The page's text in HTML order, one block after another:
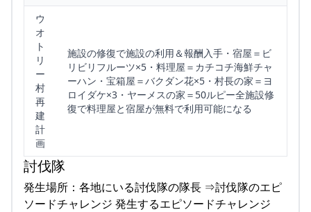
ウ
オ
ト
リ
ー
村
再
建
計
画
施設の修復で施設の利用＆報酬入手・宿屋＝ビ
リビリフルーツ×5・料理屋＝カチコチ海鮮チャ
ーハン・宝箱屋＝バクダン花×5・村長の家＝ヨ
ロイダケ×3・ヤーメスの家＝50ルピー全施設修
復で料理屋と宿屋が無料で利用可能になる
討伐隊
発生場所：各地にいる討伐隊の隊長 ⇒討伐隊のエピ
ソードチャレンジ 発生するエピソードチャレンジ